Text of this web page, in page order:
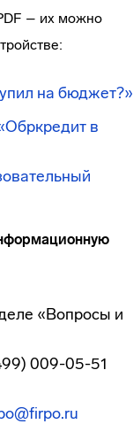
– их можно
на бюджет?»
в
«Вопросы и
009-05-51